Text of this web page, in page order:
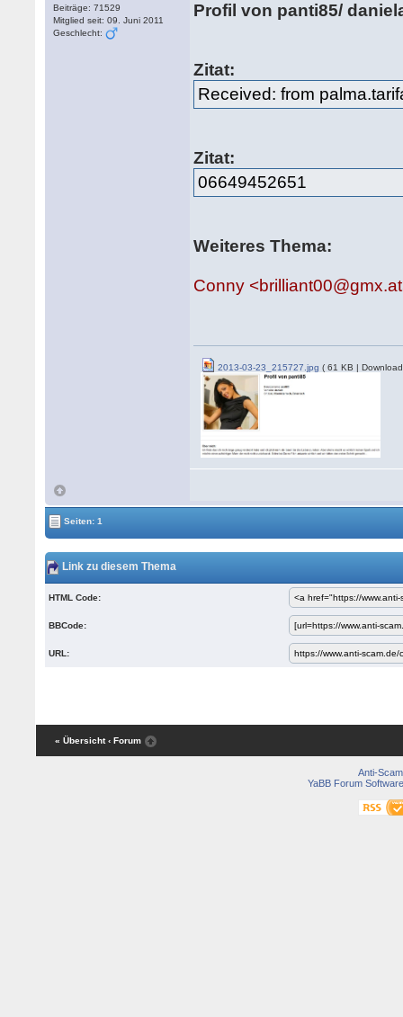
Beiträge: 71529
Mitglied seit: 09. Juni 2011
Geschlecht:
Profil von panti85/
Zitat:
Received: from
Zitat:
06649452651
Weiteres Thema:
Conny
2013-03-23_215727.jpg ( 61 KB |
Seiten: 1
Link zu diesem Thema
HTML Code:
BBCode:
URL:
« Übersicht ‹ Forum
Anti-Scam
YaBB Forum Software